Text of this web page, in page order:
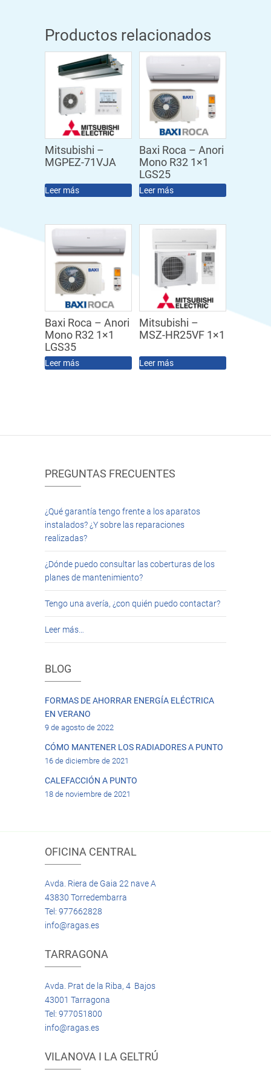
Productos relacionados
Mitsubishi –
MGPEZ-71VJA
Leer más
Baxi Roca – Anori
Mono R32 1×1
LGS25
Leer más
Baxi Roca – Anori
Mono R32 1×1
LGS35
Leer más
Mitsubishi –
MSZ-HR25VF 1×1
Leer más
PREGUNTAS FRECUENTES
¿Qué garantía tengo frente a los aparatos
instalados? ¿Y sobre las reparaciones
realizadas?
¿Dónde puedo consultar las coberturas de los
planes de mantenimiento?
Tengo una avería, ¿con quién puedo contactar?
Leer más…
BLOG
FORMAS DE AHORRAR ENERGÍA ELÉCTRICA
EN VERANO
9 de agosto de 2022
CÓMO MANTENER LOS RADIADORES A PUNTO
16 de diciembre de 2021
CALEFACCIÓN A PUNTO
18 de noviembre de 2021
OFICINA CENTRAL
Avda. Riera de Gaia 22 nave A
43830 Torredembarra
Tel: 977662828
info@ragas.es
TARRAGONA
Avda. Prat de la Riba, 4 Bajos
43001 Tarragona
Tel: 977051800
info@ragas.es
VILANOVA I LA GELTRÚ